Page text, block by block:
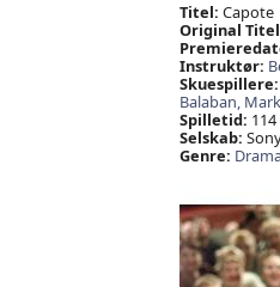
Titel: Capote
Original
Instruktør:
Skuespillere:
Balaban,
Spilletid:
Selskab:
Genre: